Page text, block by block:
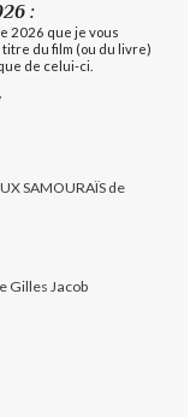
:
2026 que je vous
du film (ou du livre)
de celui-ci.
SAMOURAÏS de
Gilles Jacob